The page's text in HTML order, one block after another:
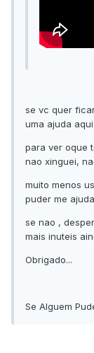
se vc quer
uma ajuda aqui
para ver oque
nao xinguei,
muito menos
puder me
se nao ,
mais inuteis
Obrigado...
Se Alguem